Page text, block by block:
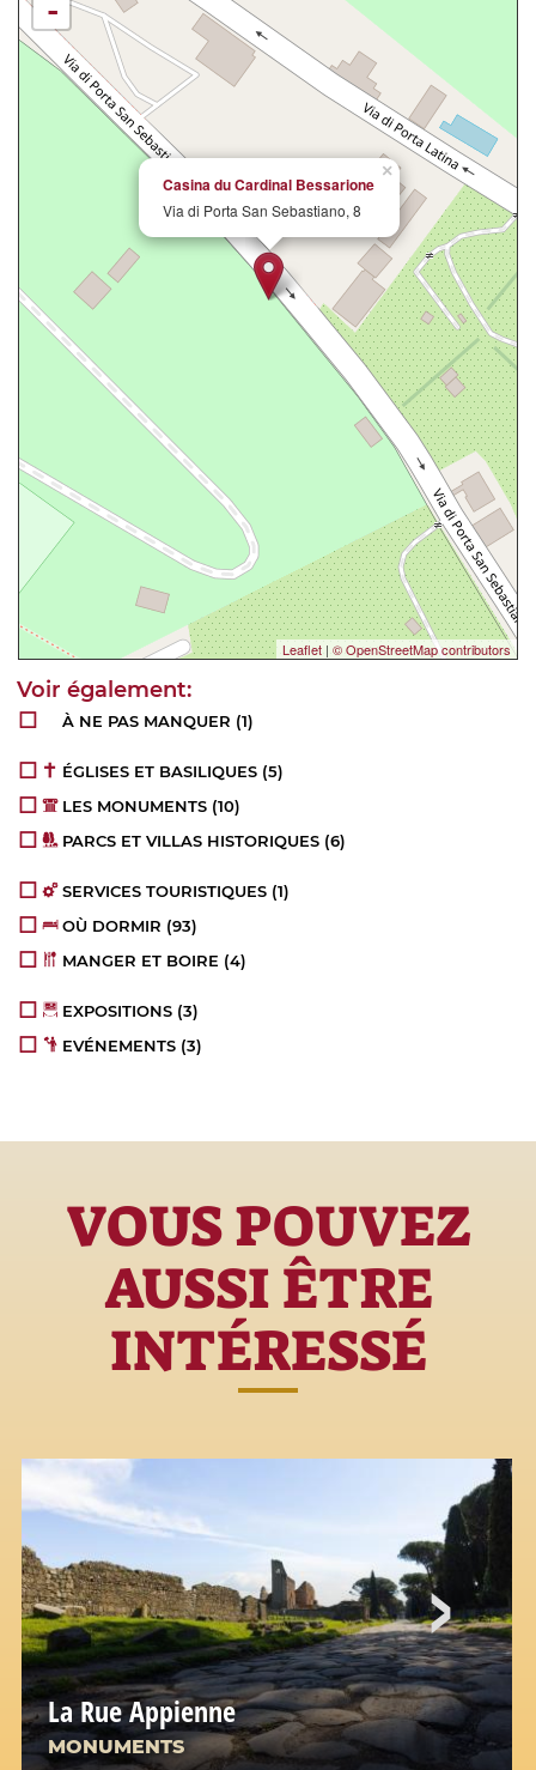
×
Casina du Cardinal Bessarione
Via di Porta San Sebastiano, 8
-
Leaflet | © OpenStreetMap contributors
À NE PAS MANQUER (1)
ÉGLISES ET BASILIQUES (5)
LES MONUMENTS (10)
PARCS ET VILLAS HISTORIQUES (6)
SERVICES TOURISTIQUES (1)
OÙ DORMIR (93)
MANGER ET BOIRE (4)
EXPOSITIONS (3)
EVÉNEMENTS (3)
VOUS POUVEZ
AUSSI ÊTRE
INTÉRESSÉ
La Rue Appienne
MONUMENTS